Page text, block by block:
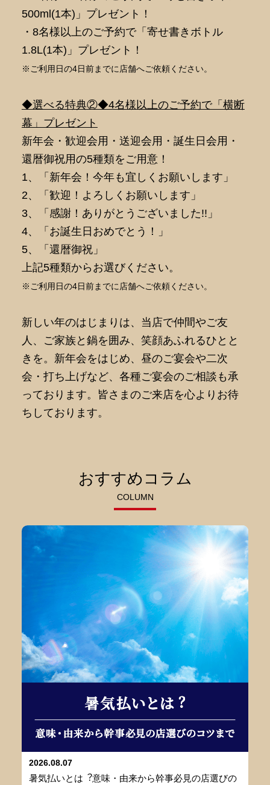
500ml(1本)」プレゼント！
・8名様以上のご予約で「寄せ書きボトル
1.8L(1本)」プレゼント！
※ご利用日の4日前までに店舗へご依頼ください。
◆選べる特典②◆4名様以上のご予約で「横断
幕」プレゼント
新年会・歓迎会用・送迎会用・誕生日会用・
還暦御祝用の5種類をご用意！
1、「新年会！今年も宜しくお願いします」
2、「歓迎！よろしくお願いします」
3、「感謝！ありがとうございました!!」
4、「お誕生日おめでとう！」
5、「還暦御祝」
上記5種類からお選びください。
※ご利用日の4日前までに店舗へご依頼ください。
新しい年のはじまりは、当店で仲間やご友
人、ご家族と鍋を囲み、笑顔あふれるひとと
きを。新年会をはじめ、昼のご宴会や二次
会・打ち上げなど、各種ご宴会のご相談も承
っております。皆さまのご来店を心よりお待
ちしております。
おすすめコラム
COLUMN
2026.08.07
暑気払いとは︖意味・由来から幹事必⾒の店選びの